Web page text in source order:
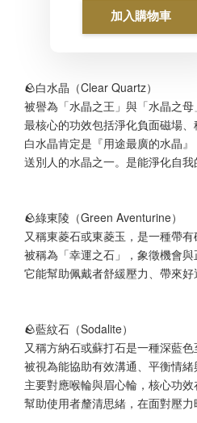
加入購物車
🪨白水晶（Clear Quartz）
被譽為「水晶之王」與「水晶之
最核心的功效包括淨化負面磁場
白水晶肯定是『用途最廣的水晶
送別人的水晶之一。是能淨化自我
🪨綠東陵（Green Aventurine）
又稱東菱石或東菱玉，是一種帶
被稱為「幸運之石」，象徵機會
它能幫助佩戴者舒緩壓力、帶來
🪨藍紋石（Sodalite）
又稱方納石或蘇打石是一種深藍
被視為能協助有效溝通、平衡情緒
主要對應喉輪與眉心輪，核心功
幫助使用者釐清思緒，在面對壓